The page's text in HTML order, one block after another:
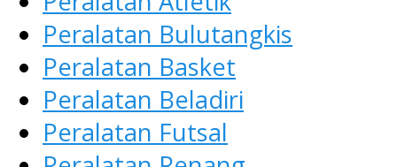
Peralatan Bulutangkis
Peralatan Basket
Peralatan Beladiri
Peralatan Futsal